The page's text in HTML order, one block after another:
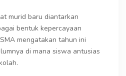
murid baru diantarkan
bentuk kepercayaan
mengatakan tahun ini
di mana siswa antusias